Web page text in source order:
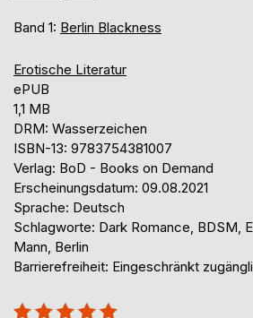
Band 1: Berlin Blackness
Erotische Literatur
ePUB
1,1 MB
DRM: Wasserzeichen
ISBN-13: 9783754381007
Verlag: BoD - Books on Demand
Erscheinungsdatum: 09.08.2021
Sprache: Deutsch
Schlagworte: Dark Romance, BDSM,
Mann, Berlin
Barrierefreiheit: Eingeschränkt
Bewertung::